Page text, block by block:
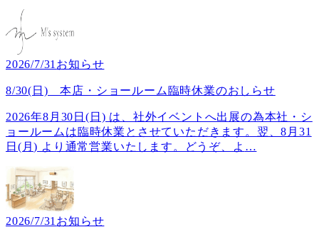
2026/7/31お知らせ
8/30(日) 本店・ショールーム臨時休業のおしらせ
2026年8月30日(日) は、社外イベントへ出展の為本社・シ
ョールームは臨時休業とさせていただきます。翌、8月31
日(月) より通常営業いたします。どうぞ、よ …
2026/7/31お知らせ